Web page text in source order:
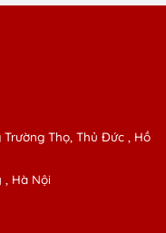
Trường Thọ, Thủ Đức , Hồ
, Hà Nội